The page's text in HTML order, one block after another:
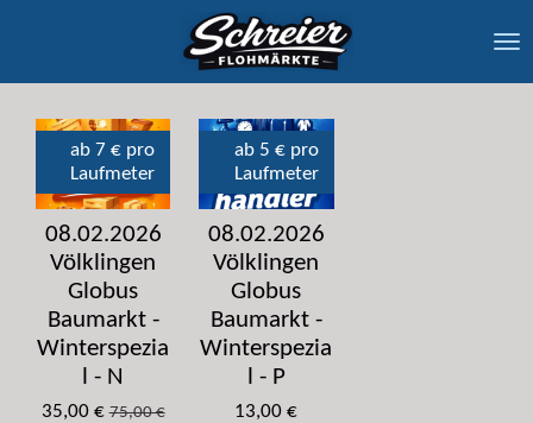
springen
ab 7 € pro
Laufmeter
08.02.2026
Völklingen
Globus
Baumarkt -
Winterspezia
l - N
35,00 € 75,00 €
ab 5 € pro
Laufmeter
08.02.2026
Völklingen
Globus
Baumarkt -
Winterspezia
l - P
13,00 €